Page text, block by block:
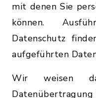
mit denen Sie
können.
Datenschutz
aufgeführten
Wir weisen